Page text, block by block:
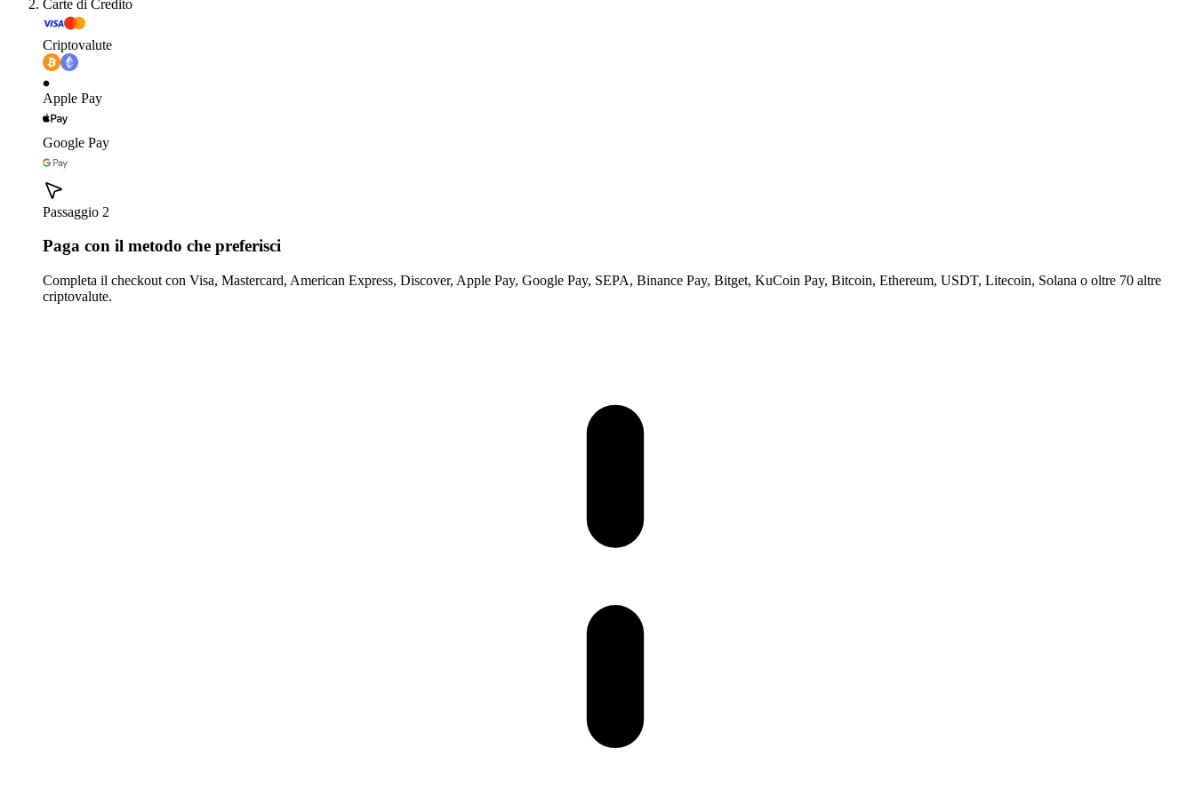
Carte di Credito
Criptovalute
Apple Pay
Google Pay
Passaggio 2
Paga con il metodo che preferisci
Completa il checkout con Visa, Mastercard, American Express, Discover, Apple Pay, Google Pay, SEPA, Binance Pay, Bitget, KuCoin Pay, Bitcoin, Ethereum, USDT, Litecoin, Solana o oltre 70 altre
criptovalute.